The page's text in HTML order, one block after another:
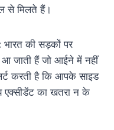
से मिलते हैं।
भारत की सड़कों पर
आ जाती हैं जो आईने में नहीं
करती है कि आपके साइड
एक्सीडेंट का खतरा न के